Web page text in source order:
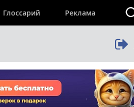
Глоссарий Реклама